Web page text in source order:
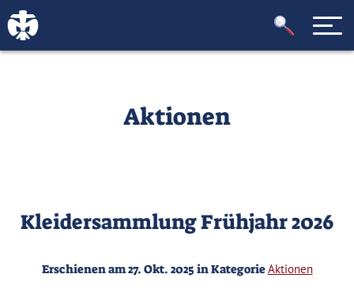
Aktionen
Kleidersammlung Frühjahr 2026
Erschienen am 27. Okt. 2025 in KategorieAktionen